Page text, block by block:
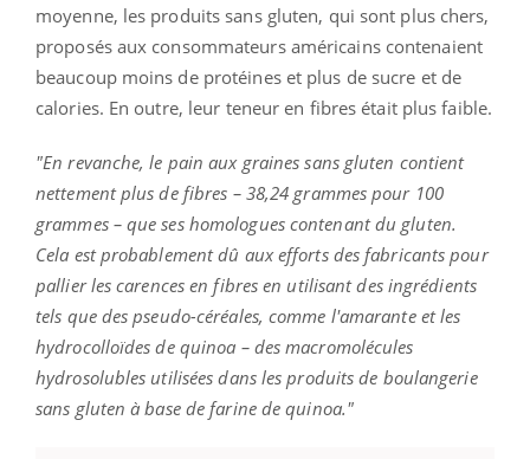
moyenne, les produits sans gluten, qui sont plus chers,
proposés aux consommateurs américains contenaient
beaucoup moins de protéines et plus de sucre et de
calories. En outre, leur teneur en fibres était plus faible.
"En revanche, le pain aux graines sans gluten contient
nettement plus de fibres – 38,24 grammes pour 100
grammes – que ses homologues contenant du gluten.
Cela est probablement dû aux efforts des fabricants pour
pallier les carences en fibres en utilisant des ingrédients
tels que des pseudo-céréales, comme l'amarante et les
hydrocolloïdes de quinoa – des macromolécules
hydrosolubles utilisées dans les produits de boulangerie
sans gluten à base de farine de quinoa."